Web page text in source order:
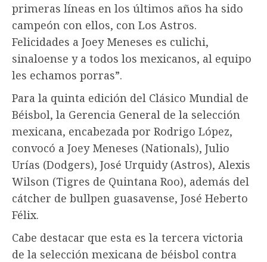
primeras líneas en los últimos años ha sido
campeón con ellos, con Los Astros.
Felicidades a Joey Meneses es culichi,
sinaloense y a todos los mexicanos, al equipo
les echamos porras”.
Para la quinta edición del Clásico Mundial de
Béisbol, la Gerencia General de la selección
mexicana, encabezada por Rodrigo López,
convocó a Joey Meneses (Nationals), Julio
Urías (Dodgers), José Urquidy (Astros), Alexis
Wilson (Tigres de Quintana Roo), además del
cátcher de bullpen guasavense, José Heberto
Félix.
Cabe destacar que esta es la tercera victoria
de la selección mexicana de béisbol contra